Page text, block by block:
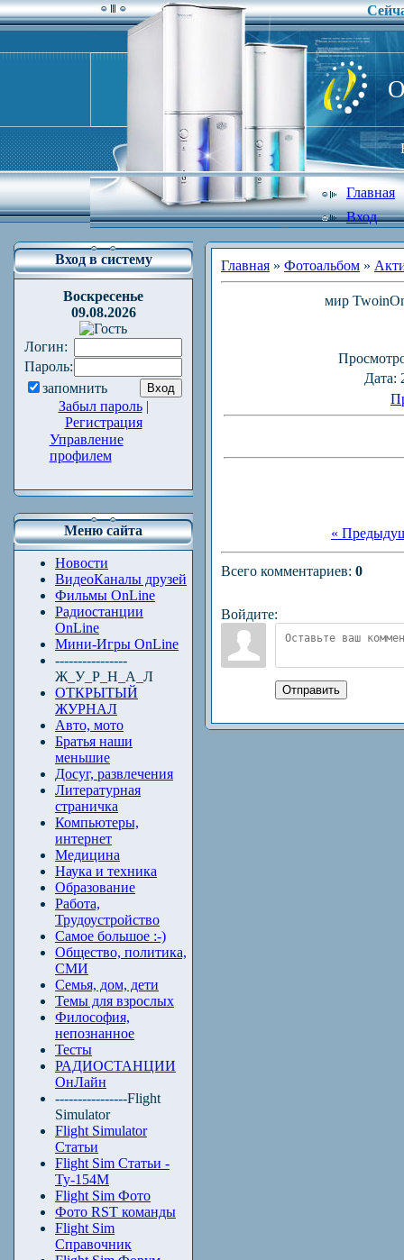
Главная
Вход
Вход в систему
Воскресенье
09.08.2026
Логин:
Пароль:
запомнить
Забыл пароль|
Регистрация
Управление
профилем
Меню сайта
Новости
ВидеоКаналы друзей
Фильмы OnLine
Радиостанции
OnLine
Мини-Игры OnLine
----------------
Ж_У_Р_Н_А_Л
ОТКРЫТЫЙ
ЖУРНАЛ
Авто, мото
Братья наши
меньшие
Досуг, развлечения
Литературная
страничка
Компьютеры,
интернет
Медицина
Наука и техника
Образование
Работа,
Трудоустройство
Самое большое :-)
Общество, политика,
СМИ
Семья, дом, дети
Темы для взрослых
Философия,
непознанное
Тесты
РАДИОСТАНЦИИ
ОнЛайн
----------------Flight
Simulator
Flight Simulator
Статьи
Flight Sim Статьи -
Ту-154М
Flight Sim Фото
Фото RST команды
Flight Sim
Справочник
Главная » Фотоальбом »
мир
Дата:
«
Всего комментариев: 0
Войдите:
Отправить